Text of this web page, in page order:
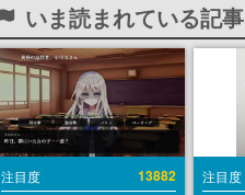
いま読まれている記事
注目度 13882 注目度